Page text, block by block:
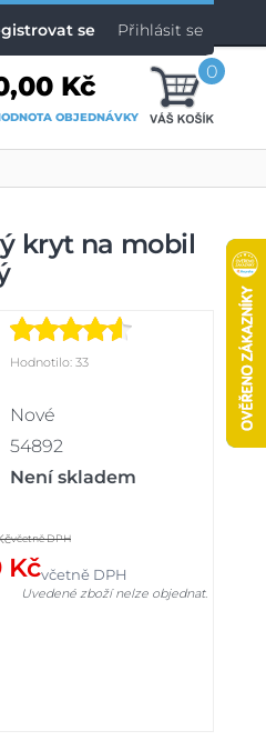
se Přihlásit se
Kč
OBJEDNÁVKY
0
kryt na mobil
Hodnotilo: 33
Nové
54892
Není skladem
včetně DPH
Kčvčetně DPH
Uvedené zboží nelze objednat.